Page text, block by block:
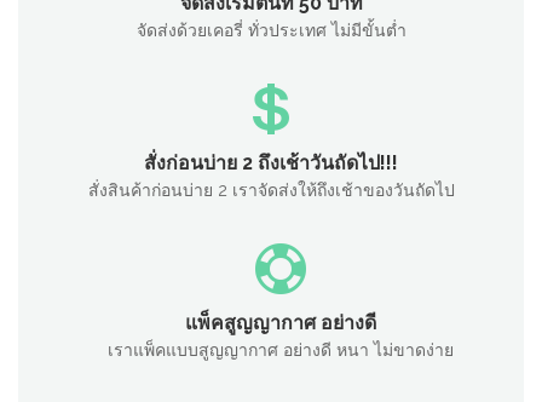
จัดส่งด้วยเคอรี่ ทั่วประเทศ ไม่มีขั้นต่ำ
สั่งก่อนบ่าย 2 ถึงเช้าวันถัดไป!!!
สั่งสินค้าก่อนบ่าย 2 เราจัดส่งให้ถึงเช้าของวันถัดไป
แพ็คสูญญากาศ อย่างดี
เราแพ็คแบบสูญญากาศ อย่างดี หนา ไม่ขาดง่าย